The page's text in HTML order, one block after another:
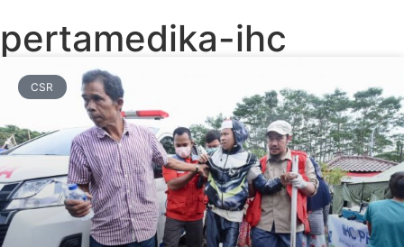
pertamedika-ihc
CSR